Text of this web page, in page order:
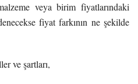
veya birim fiyatlarındaki
fiyat farkının ne şekilde
ve şartları,